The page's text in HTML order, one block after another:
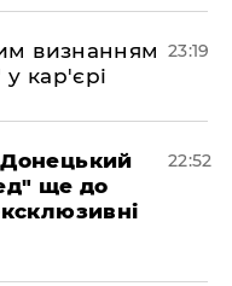
визнанням
кар'єрі
23:19
ще до
22:52